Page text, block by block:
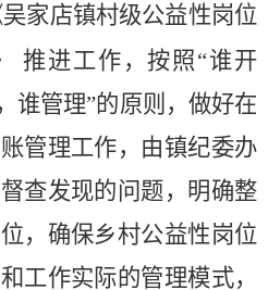
吴家店镇村级公益性岗位
推进工作 ，按照“谁开
谁管理”的原则，做好在
管理工作， 由镇纪委办
查发现的问题，明确整
，确保乡村公益性岗位
工作实际的管理模式，